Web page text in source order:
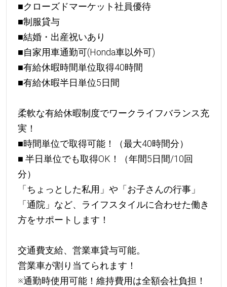
■クローズドマーケット社員優待
■制服貸与
■結婚・出産祝いあり
■自家用車通勤可(Honda車以外可)
■有給休暇時間単位取得40時間
■有給休暇半日単位5日間
柔軟な有給休暇制度でワークライフバランス充
実！
■時間単位で取得可能！（最大40時間分）
■ 半日単位でも取得OK！（年間5日間/10回
分）
「ちょっとした私用」や「お子さんの行事」
「通院」など、ライフスタイルに合わせた働き
方をサポートします！
交通費支給、営業車貸与可能。
営業車が割り当てられます！
※通勤時使用可能！維持費用は全額会社負担！